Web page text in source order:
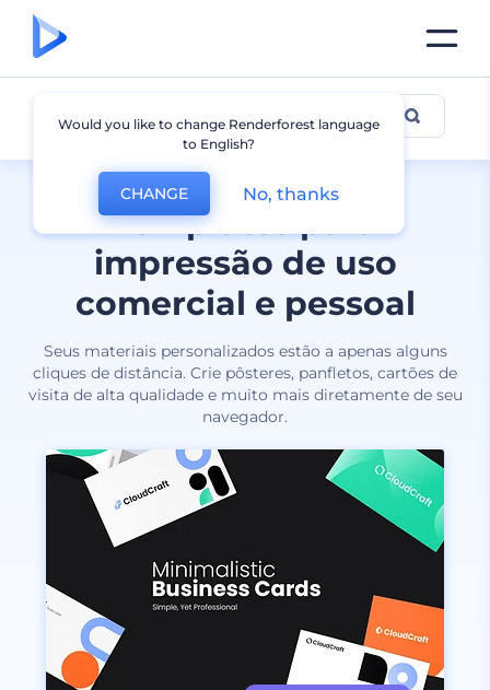
Templates para
impressão de uso
comercial e pessoal
Seus materiais personalizados estão a apenas alguns
cliques de distância. Crie pôsteres, panfletos, cartões de
visita de alta qualidade e muito mais diretamente de seu
navegador.
Imprimíveis
Would you like to change Renderforest language
to English?
CHANGE No, thanks